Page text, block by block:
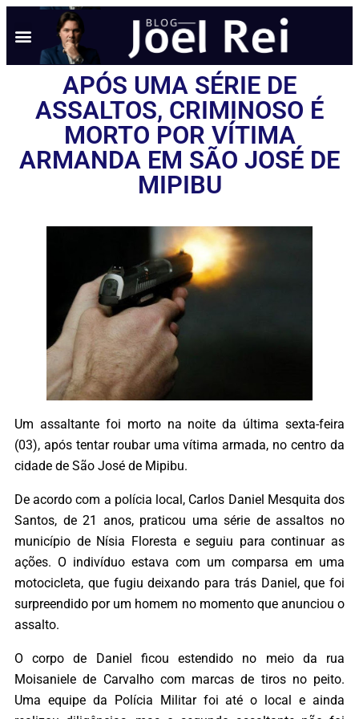
APÓS UMA SÉRIE DE
ASSALTOS, CRIMINOSO É
MORTO POR VÍTIMA
ARMANDA EM SÃO JOSÉ DE
MIPIBU
Um assaltante foi morto na noite da última sexta-feira
(03), após tentar roubar uma vítima armada, no centro da
cidade de São José de Mipibu.
De acordo com a polícia local, Carlos Daniel Mesquita dos
Santos, de 21 anos, praticou uma série de assaltos no
município de Nísia Floresta e seguiu para continuar as
ações. O indivíduo estava com um comparsa em uma
motocicleta, que fugiu deixando para trás Daniel, que foi
surpreendido por um homem no momento que anunciou o
assalto.
O corpo de Daniel ficou estendido no meio da rua
Moisaniele de Carvalho com marcas de tiros no peito.
Uma equipe da Polícia Militar foi até o local e ainda